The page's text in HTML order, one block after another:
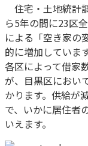
住宅・土地統計
ら5年の間に23区
による「空き家の
的に増加していま
各区によって借家
が、目黒区におい
かります。供給が
で、いかに居住者
いえます。